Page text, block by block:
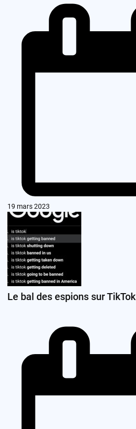
19 mars 2023
Le bal des espions sur TikTok